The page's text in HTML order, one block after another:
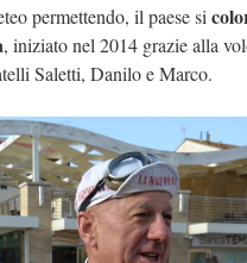
permettendo, il paese si
, iniziato nel 2014 grazie alla
Saletti, Danilo e Marco.